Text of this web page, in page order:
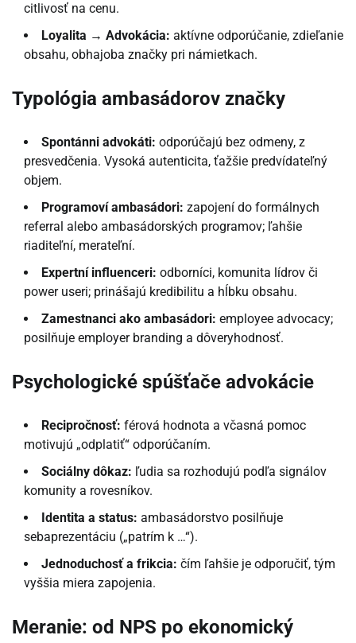
citlivosť na cenu.
Loyalita → Advokácia: aktívne odporúčanie, zdieľanie
obsahu, obhajoba značky pri námietkach.
Typológia ambasádorov značky
Spontánni advokáti: odporúčajú bez odmeny, z
presvedčenia. Vysoká autenticita, ťažšie predvídateľný
objem.
Programoví ambasádori: zapojení do formálnych
referral alebo ambasádorských programov; ľahšie
riaditeľní, merateľní.
Expertní influenceri: odborníci, komunita lídrov či
power useri; prinášajú kredibilitu a hĺbku obsahu.
Zamestnanci ako ambasádori: employee advocacy;
posilňuje employer branding a dôveryhodnosť.
Psychologické spúšťače advokácie
Recipročnosť: férová hodnota a včasná pomoc
motivujú „odplatiť“ odporúčaním.
Sociálny dôkaz: ľudia sa rozhodujú podľa signálov
komunity a rovesníkov.
Identita a status: ambasádorstvo posilňuje
sebaprezentáciu („patrím k …“).
Jednoduchosť a frikcia: čím ľahšie je odporučiť, tým
vyššia miera zapojenia.
Meranie: od NPS po ekonomický